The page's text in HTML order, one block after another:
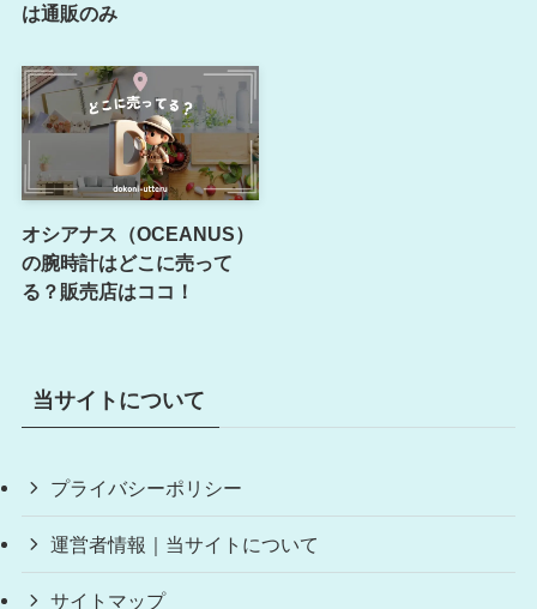
は通販のみ
オシアナス（OCEANUS）
の腕時計はどこに売って
る？販売店はココ！
当サイトについて
プライバシーポリシー
運営者情報｜当サイトについて
サイトマップ